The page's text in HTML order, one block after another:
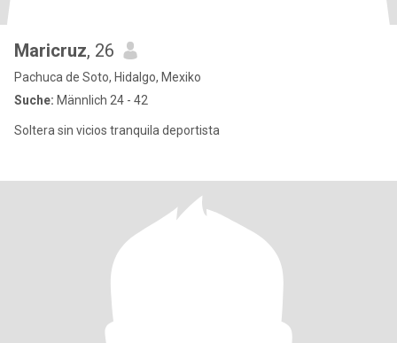
Maricruz, 26
Pachuca de Soto, Hidalgo, Mexiko
Suche: Männlich 24 - 42
Soltera sin vicios tranquila deportista